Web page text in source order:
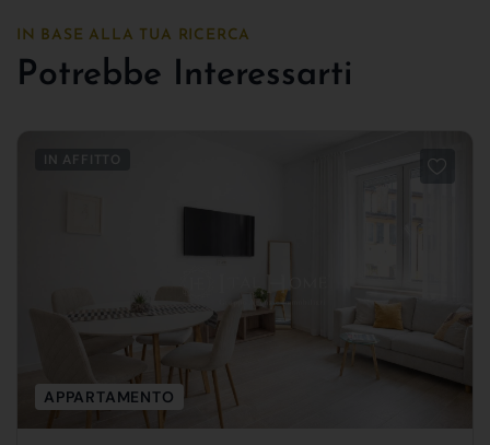
IN BASE ALLA TUA RICERCA
Potrebbe Interessarti
IN AFFITTO
APPARTAMENTO